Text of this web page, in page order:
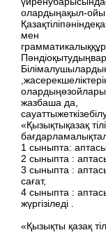
олардыңақыл-ойы,
мен
жазбаша да,
«Қызықтықазақ
1 сыныпта:
2 сыныпта :
3 сыныпта :
сағат,
4 сыныпта :
жүргізіледі .
«Қызықты қазақ